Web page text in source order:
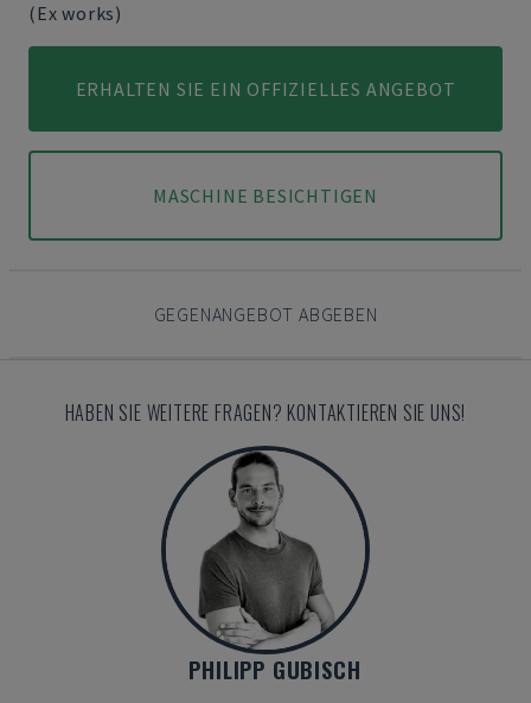
(Ex works)
ERHALTEN SIE EIN OFFIZIELLES ANGEBOT
MASCHINE BESICHTIGEN
GEGENANGEBOT ABGEBEN
HABEN SIE WEITERE FRAGEN? KONTAKTIEREN SIE UNS!
PHILIPP GUBISCH